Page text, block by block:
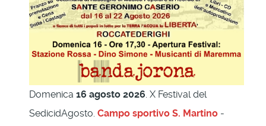
Domenica 16 agosto 2026. X Festival del
SedicidAgosto. Campo sportivo S. Martino -